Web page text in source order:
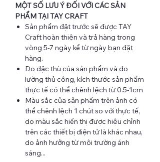
MỘT SỐ LƯU Ý ĐỐI VỚI CÁC SẢN
PHẨM TẠI TAY CRAFT
Sản phẩm đặt trước sẽ được TAY
Craft hoàn thiện và trả hàng trong
vòng 5-7 ngày kể từ ngày bạn đặt
hàng.
Do đặc thù của sản phẩm và đo
lường thủ công, kích thước sản phẩm
thực tế có thể chênh lệch từ 0.5-1cm
Màu sắc của sản phẩm trên ảnh có
thể chênh lệch 1 chút so với thực tế,
do màu sắc hiển thị được hiệu chỉnh
trên các thiết bị điện tử là khác nhau,
do ảnh hưởng từ môi trường ánh
sáng...